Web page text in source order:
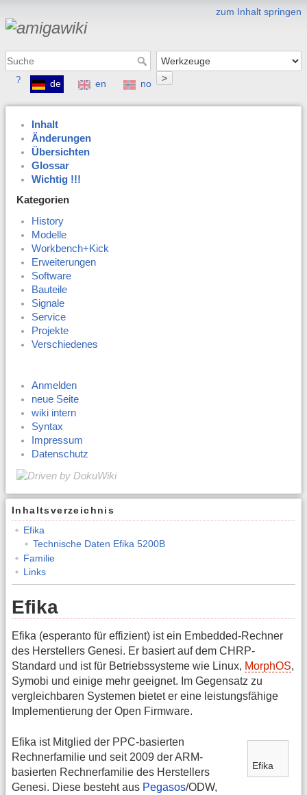
zum Inhalt springen
>
? de en no
Inhalt
Änderungen
Übersichten
Glossar
Wichtig !!!
Kategorien
History
Modelle
Workbench+Kick
Erweiterungen
Software
Bauteile
Signale
Service
Projekte
Verschiedenes
Anmelden
neue Seite
wiki intern
Syntax
Impressum
Datenschutz
Inhaltsverzeichnis
Efika
Technische Daten Efika 5200B
Familie
Links
Efika
Efika (esperanto für effizient) ist ein Embedded-Rechner
des Herstellers Genesi. Er basiert auf dem CHRP-
Standard und ist für Betriebssysteme wie Linux, MorphOS,
Symobi und einige mehr geeignet. Im Gegensatz zu
vergleichbaren Systemen bietet er eine leistungsfähige
Implementierung der Open Firmware.
Efika
Efika ist Mitglied der PPC-basierten
Rechnerfamilie und seit 2009 der ARM-
basierten Rechnerfamilie des Herstellers
Genesi. Diese besteht aus Pegasos/ODW,